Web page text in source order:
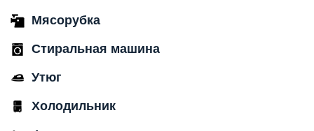
Мясорубка
Стиральная машина
Утюг
Холодильник